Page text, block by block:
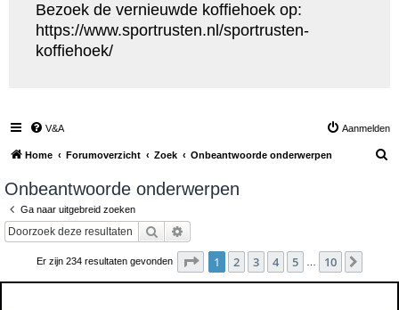
Bezoek de vernieuwde koffiehoek op:
https://www.sportrusten.nl/sportrusten-
koffiehoek/
V&A Aanmelden
Home Forumoverzicht Zoek Onbeantwoorde onderwerpen
Onbeantwoorde onderwerpen
Ga naar uitgebreid zoeken
Zoek
Er zijn 234 resultaten gevonden Pagina van 10
1 2 3 4 5 10